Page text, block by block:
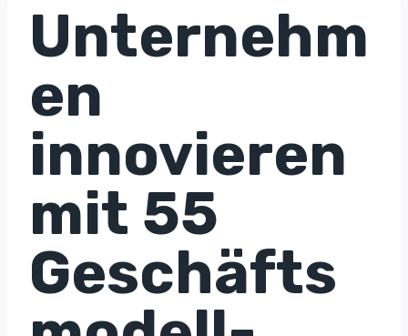
Unternehm
en
innovieren
mit 55
Geschäfts